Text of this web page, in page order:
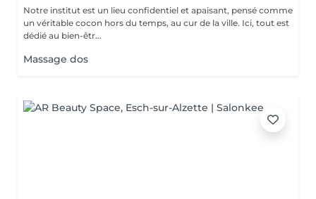
Notre institut est un lieu confidentiel et apaisant, pensé comme
un véritable cocon hors du temps, au cur de la ville. Ici, tout est
dédié au bien-êtr...
Massage dos